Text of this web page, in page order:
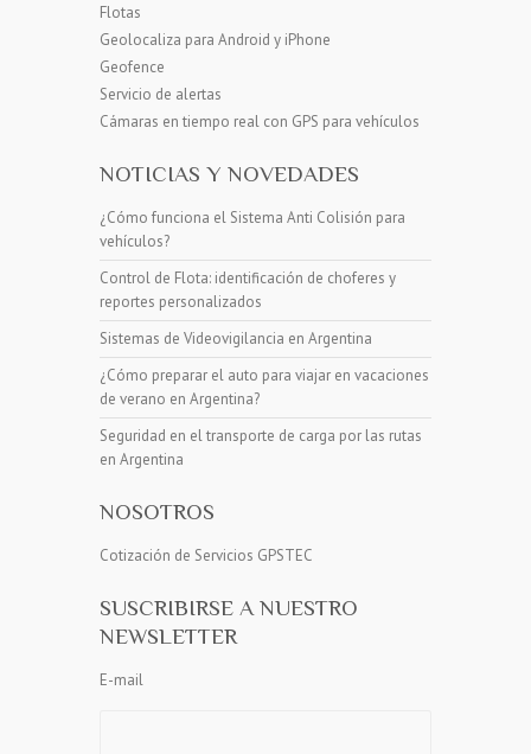
Flotas
Geolocaliza para Android y iPhone
Geofence
Servicio de alertas
Cámaras en tiempo real con GPS para vehículos
NOTICIAS Y NOVEDADES
¿Cómo funciona el Sistema Anti Colisión para
vehículos?
Control de Flota: identificación de choferes y
reportes personalizados
Sistemas de Videovigilancia en Argentina
¿Cómo preparar el auto para viajar en vacaciones
de verano en Argentina?
Seguridad en el transporte de carga por las rutas
en Argentina
NOSOTROS
Cotización de Servicios GPSTEC
SUSCRIBIRSE A NUESTRO
NEWSLETTER
E-mail